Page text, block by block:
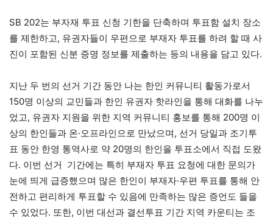
SB 202는 부자재 투표 신청 기한을 단축하며 투표함 설치 장소
를 제한하고, 유권자들이 우편으로 부재자 투표를 하려 할 때 사
진이 포함된 신분 증명 정보를 제출하는 등의 내용을 담고 있다.
지난 두 번의 선거 기간 동안 나는 한인 커뮤니티 활동가로서
150명 이상의 교민들과 한인 유권자 핫라인을 통해 대화를 나누
었고, 유권자 지원을 위한 지역 커뮤니티 홍보를 통해 200명 이
상의 한인들과 온·오프라인으로 만났으며, 선거 당일과 조기투
표 동안 한영 통역사로 약 20명의 한인을 투표소에서 직접 도왔
다. 이번 선거 기간에는 특히 부재자 투표 요청에 대한 문의가
눈에 띄게 급증했으며 많은 한인이 부재자·우편 투표를 통해 안
전하고 편리하게 투표할 수 있음에 만족하는 많은 증언도 들을
수 있었다. 또한, 이번 대선과 결선투표 기간 지역 카운티는 조